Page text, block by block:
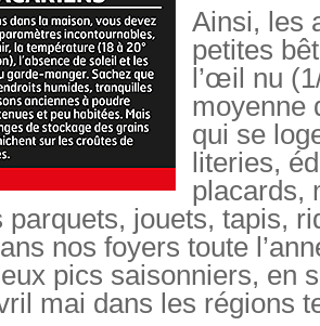
Ainsi, les
petites
l’œil nu
moyenne
qui se
literies,
placards,
parquets, jouets, tapis,
nos foyers toute
pics saisonniers, en
mai dans les régions